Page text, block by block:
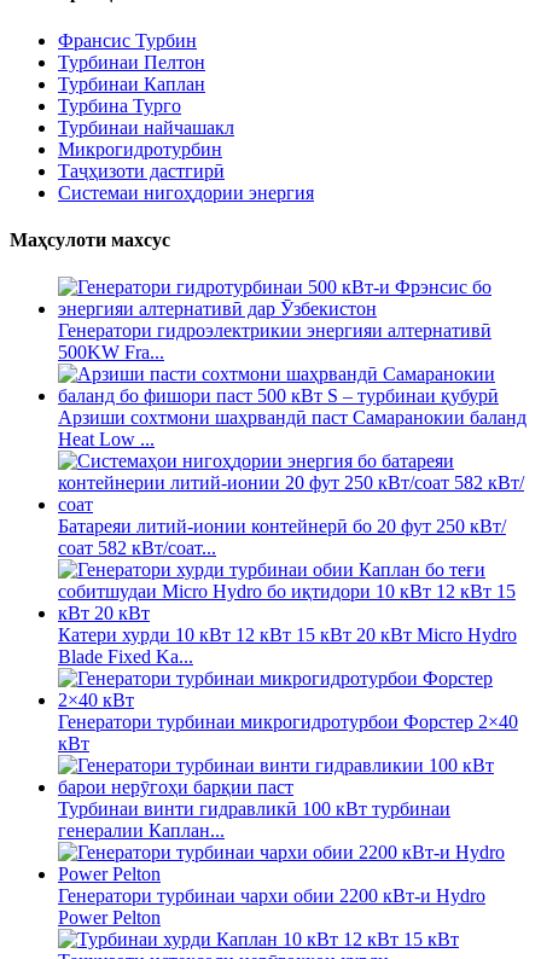
Франсис Турбин
Турбинаи Пелтон
Турбинаи Каплан
Турбина Турго
Турбинаи найчашакл
Микрогидротурбин
Таҷҳизоти дастгирӣ
Системаи нигоҳдории энергия
Маҳсулоти махсус
Генератори гидроэлектрикии энергияи алтернативӣ
500KW Fra...
Арзиши сохтмони шаҳрвандӣ паст Самаранокии баланд
Heat Low ...
Батареяи литий-ионии контейнерӣ бо 20 фут 250 кВт/
соат 582 кВт/соат...
Катери хурди 10 кВт 12 кВт 15 кВт 20 кВт Micro Hydro
Blade Fixed Ka...
Генератори турбинаи микрогидротурбои Форстер 2×40
кВт
Турбинаи винти гидравликӣ 100 кВт турбинаи
генералии Каплан...
Генератори турбинаи чархи обии 2200 кВт-и Hydro
Power Pelton